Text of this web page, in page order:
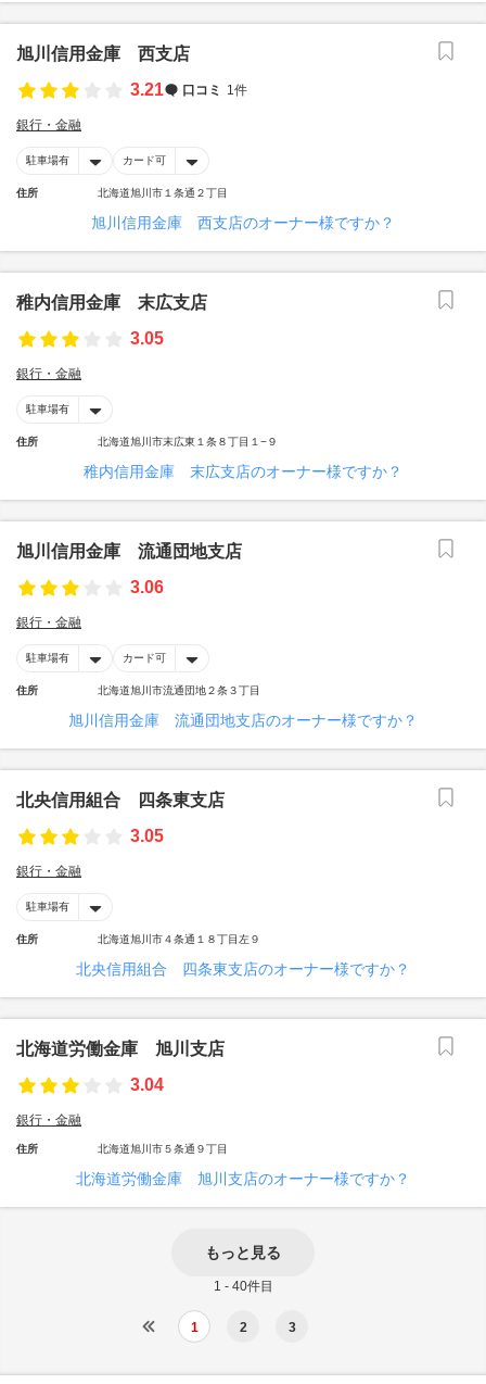
旭川信用金庫 西支店
3.21
口コミ 1件
銀行・金融
駐車場有 カード可
住所 北海道旭川市１条通２丁目
旭川信用金庫 西支店のオーナー様ですか？
稚内信用金庫 末広支店
3.05
銀行・金融
駐車場有
住所 北海道旭川市末広東１条８丁目１−９
稚内信用金庫 末広支店のオーナー様ですか？
旭川信用金庫 流通団地支店
3.06
銀行・金融
駐車場有 カード可
住所 北海道旭川市流通団地２条３丁目
旭川信用金庫 流通団地支店のオーナー様ですか？
北央信用組合 四条東支店
3.05
銀行・金融
駐車場有
住所 北海道旭川市４条通１８丁目左９
北央信用組合 四条東支店のオーナー様ですか？
北海道労働金庫 旭川支店
3.04
銀行・金融
住所 北海道旭川市５条通９丁目
北海道労働金庫 旭川支店のオーナー様ですか？
もっと見る
1 - 40件目
1 2 3